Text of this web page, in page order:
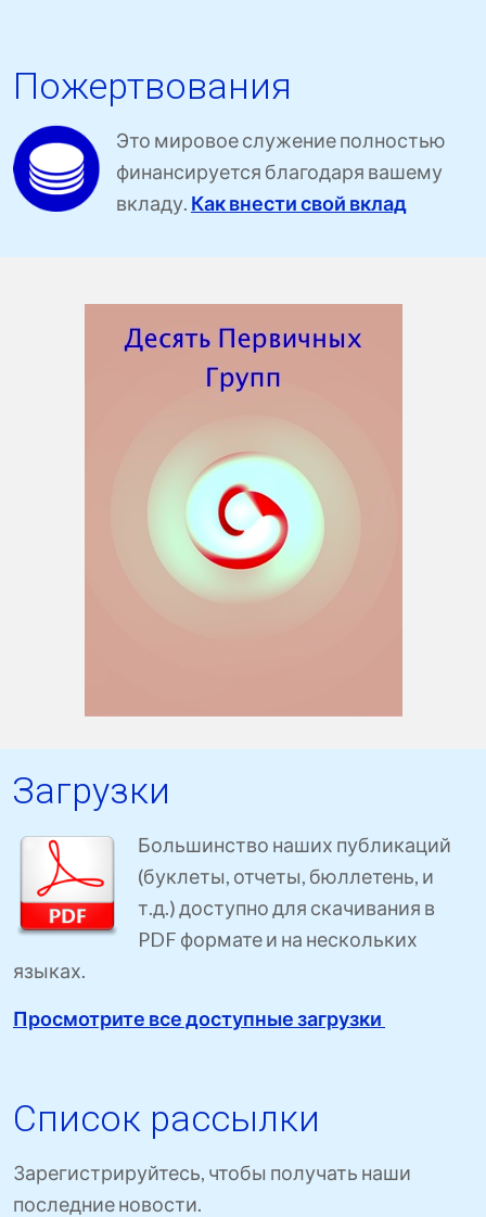
Пожертвования
Это мировое служение полностью
финансируется благодаря вашему
вкладу. Как внести свой вклад
Загрузки
Большинство наших публикаций
(буклеты, отчеты, бюллетень, и
т.д.) доступно для скачивания в
PDF формате и на нескольких
языках.
Просмотрите все доступные загрузки
Список рассылки
Зарегистрируйтесь, чтобы получать наши
последние новости.